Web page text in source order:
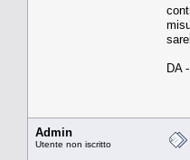
DA -
Admin
Utente non iscritto